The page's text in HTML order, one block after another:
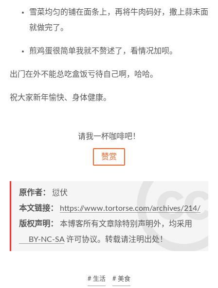
雪菜均匀的铺在面条上，再将牛肉码好，撒上蒜末面
就做完了。
煎鸡蛋很简单我就不赘述了，看情况加呗。
出门在外不能总吃盒饭亏待自己啊，哈哈。
祝大家新年愉快、身体健康。
请我一杯咖啡吧！
赞赏
原作者： 愆伏
本文链接：
https://www.tortorse.com/archives/214/
版权声明： 本博客所有文章除特别声明外，均采用
BY-NC-SA许可协议。转载请注明出处！
# 生活 # 美食